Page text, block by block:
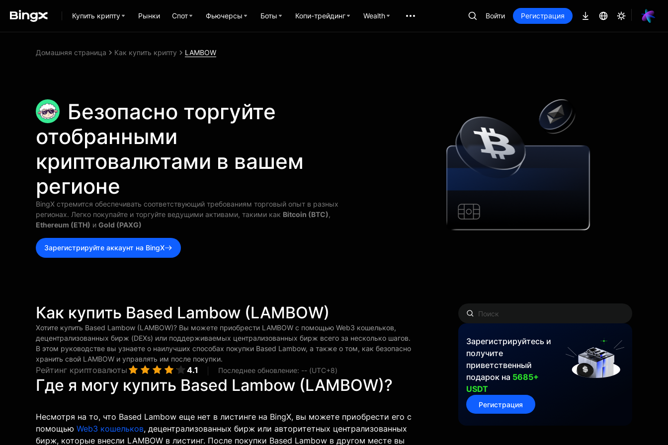
Купить крипту Рынки Спот Фьючерсы Боты Копи-трейдинг Wealth Войти Регистрация
Домашняя страница Как купить крипту LAMBOW
Безопасно торгуйте
отобранными
криптовалютами в вашем
регионе
BingX стремится обеспечивать соответствующий требованиям торговый опыт в разных
регионах. Легко покупайте и торгуйте ведущими активами, такими как Bitcoin (BTC),
Ethereum (ETH) и Gold (PAXG)
Зарегистрируйте аккаунт на BingX
Как купить Based Lambow (LAMBOW)
Хотите купить Based Lambow (LAMBOW)? Вы можете приобрести LAMBOW с помощью Web3 кошельков,
децентрализованных бирж (DEXs) или поддерживаемых централизованных бирж всего за несколько шагов.
В этом руководстве вы узнаете о наилучших способах покупки Based Lambow, а также о том, как безопасно
хранить свой LAMBOW и управлять им после покупки.
Рейтинг криптовалюты 4.1 Последнее обновление: -- (UTC+8)
Где я могу купить Based Lambow (LAMBOW)?
Несмотря на то, что Based Lambow еще нет в листинге на BingX, вы можете приобрести его с
помощью Web3 кошельков, децентрализованных бирж или авторитетных централизованных
бирж, которые внесли LAMBOW в листинг. После покупки Based Lambow в другом месте вы
Зарегистрируйтесь и
получите
приветственный
подарок на 5685+
USDT
Регистрация